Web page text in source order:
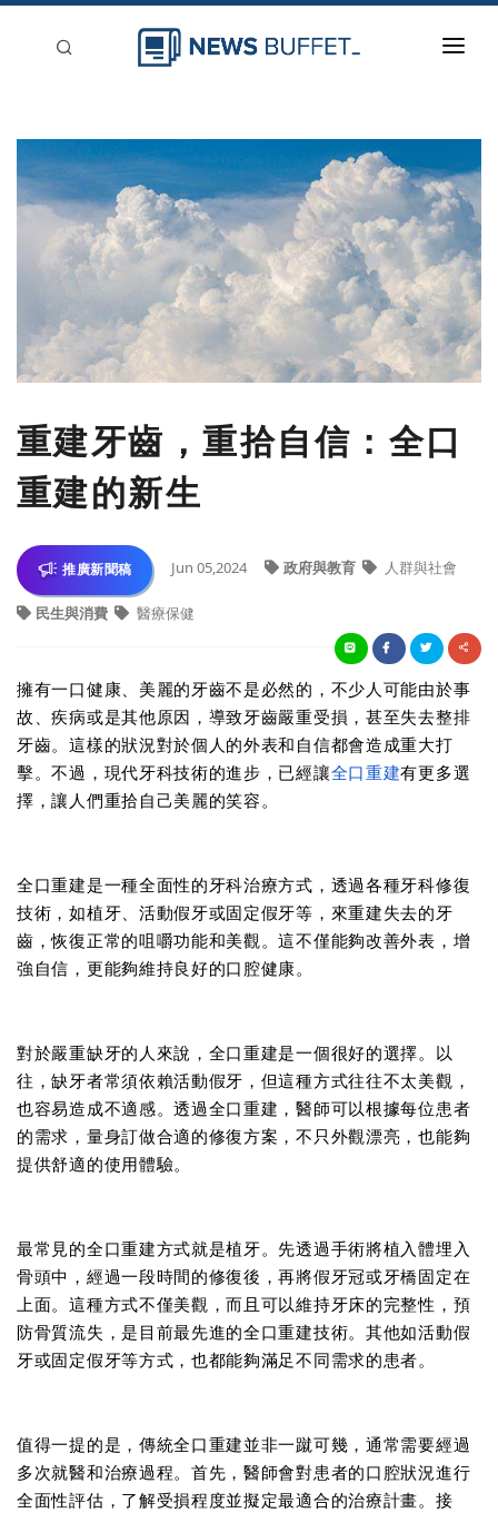
新聞稿分類
刊登
重建牙齒，重拾自信：全口
重建的新生
推廣新聞稿 Jun 05,2024 政府與教育 人群與社會
民生與消費 醫療保健
擁有一口健康、美麗的牙齒不是必然的，不少人可能由於事
故、疾病或是其他原因，導致牙齒嚴重受損，甚至失去整排
牙齒。這樣的狀況對於個人的外表和自信都會造成重大打
擊。不過，現代牙科技術的進步，已經讓全口重建有更多選
擇，讓人們重拾自己美麗的笑容。
全口重建是一種全面性的牙科治療方式，透過各種牙科修復
技術，如植牙、活動假牙或固定假牙等，來重建失去的牙
齒，恢復正常的咀嚼功能和美觀。這不僅能夠改善外表，增
強自信，更能夠維持良好的口腔健康。
對於嚴重缺牙的人來說，全口重建是一個很好的選擇。以
往，缺牙者常須依賴活動假牙，但這種方式往往不太美觀，
也容易造成不適感。透過全口重建，醫師可以根據每位患者
的需求，量身訂做合適的修復方案，不只外觀漂亮，也能夠
提供舒適的使用體驗。
最常見的全口重建方式就是植牙。先透過手術將植入體埋入
骨頭中，經過一段時間的修復後，再將假牙冠或牙橋固定在
上面。這種方式不僅美觀，而且可以維持牙床的完整性，預
防骨質流失，是目前最先進的全口重建技術。其他如活動假
牙或固定假牙等方式，也都能夠滿足不同需求的患者。
值得一提的是，傳統全口重建並非一蹴可幾，通常需要經過
多次就醫和治療過程。首先，醫師會對患者的口腔狀況進行
全面性評估，了解受損程度並擬定最適合的治療計畫。接